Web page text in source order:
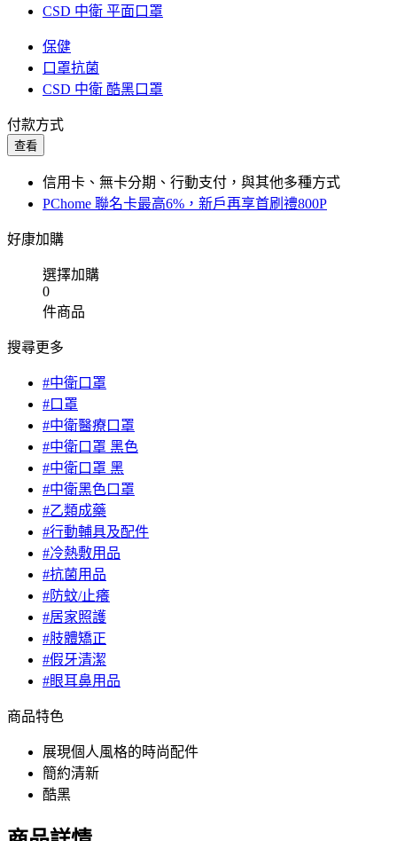
CSD 中衛 平面口罩
保健
口罩抗菌
CSD 中衛 酷黑口罩
付款方式
查看
信用卡、無卡分期、行動支付，與其他多種方式
PChome 聯名卡最高6%，新戶再享首刷禮800P
好康加購
選擇加購
0
件商品
搜尋更多
#中衛口罩
#口罩
#中衛醫療口罩
#中衛口罩 黑色
#中衛口罩 黑
#中衛黑色口罩
#乙類成藥
#行動輔具及配件
#冷熱敷用品
#抗菌用品
#防蚊/止癢
#居家照護
#肢體矯正
#假牙清潔
#眼耳鼻用品
商品特色
展現個人風格的時尚配件
簡約清新
酷黑